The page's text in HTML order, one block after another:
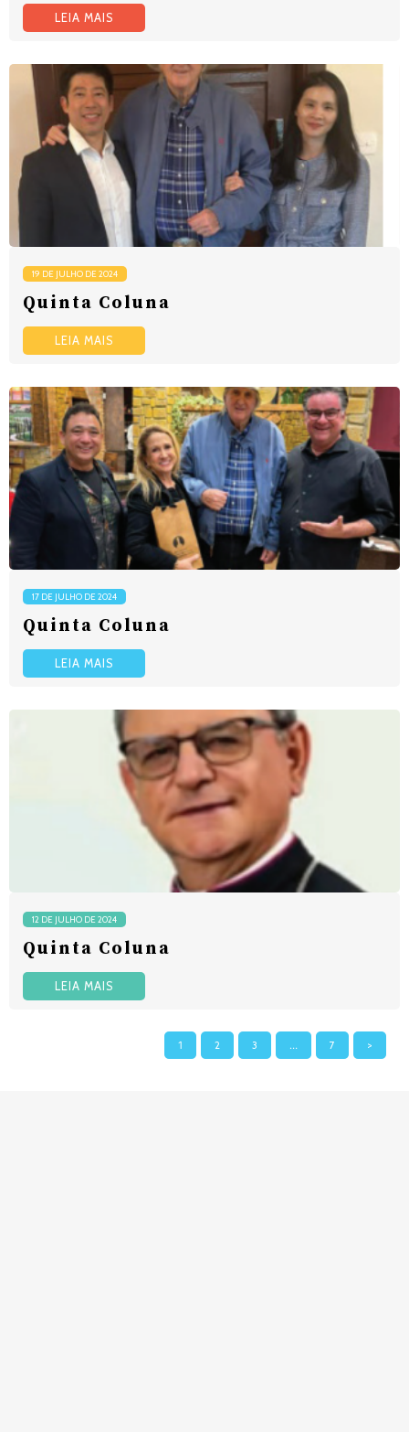
LEIA MAIS
19 DE JULHO DE 2024
Quinta Coluna
LEIA MAIS
17 DE JULHO DE 2024
Quinta Coluna
LEIA MAIS
12 DE JULHO DE 2024
Quinta Coluna
LEIA MAIS
1 2 3 … 7 >